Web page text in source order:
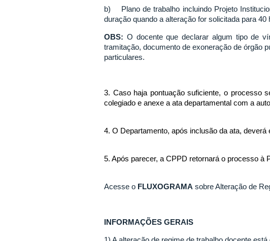
b) Plano de trabalho incluindo Projeto
duração quando a alteração for solicitada para
OBS: O docente que declarar algum tipo de
tramitação, documento de exoneração de órgão
particulares.
3. Caso haja pontuação suficiente, o processo
colegiado e anexe a ata departamental com a
4. O Departamento, após inclusão da ata,
5. Após parecer, a CPPD retornará o processo à
Acesse o FLUXOGRAMA sobre Alteração de
INFORMAÇÕES GERAIS